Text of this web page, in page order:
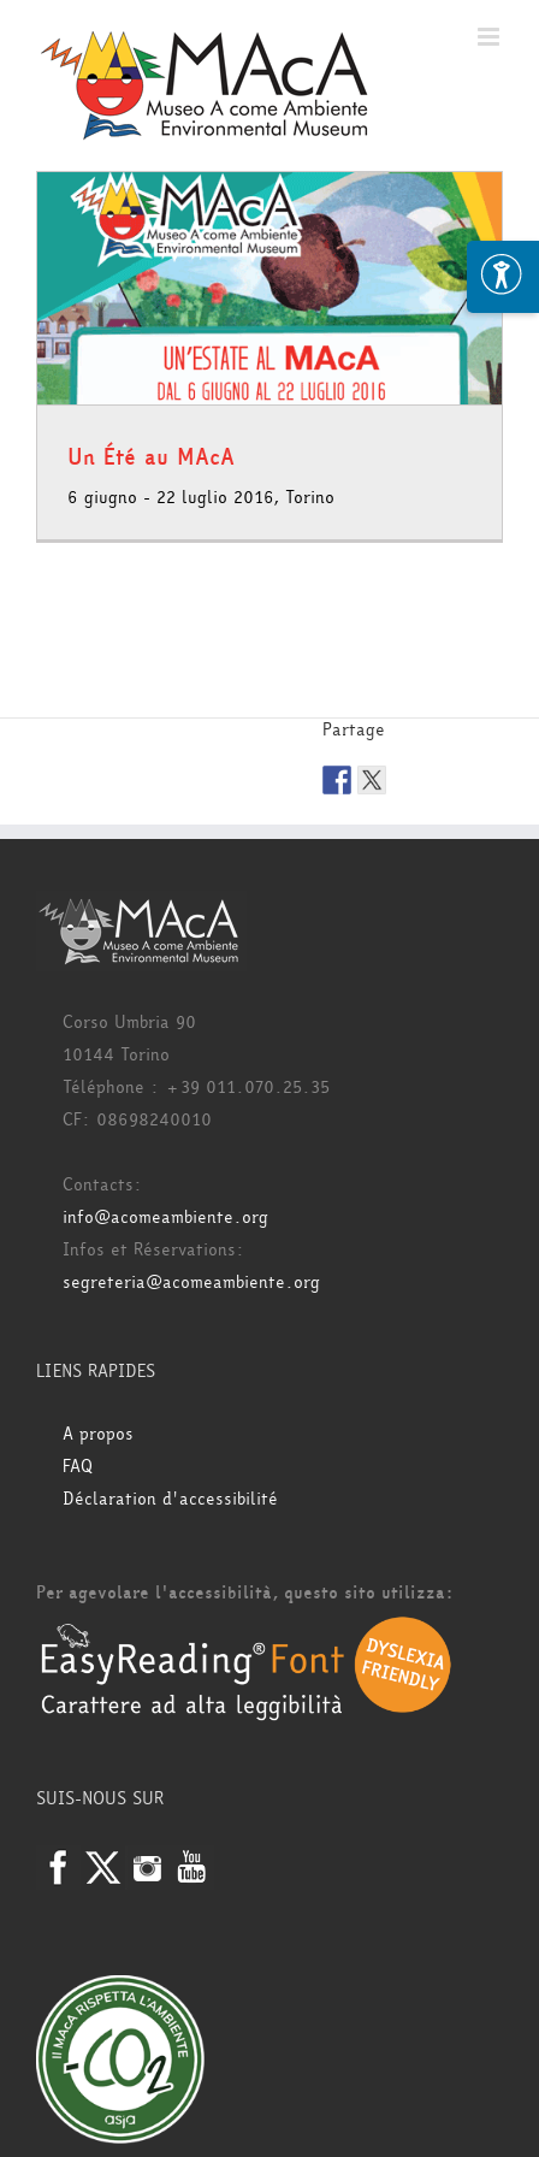
Un Été au MAcA
6 giugno - 22 luglio 2016, Torino
Partage
Corso Umbria 90
10144 Torino
Téléphone : +39 011.070.25.35
CF: 08698240010
Contacts:
info@acomeambiente.org
Infos et Réservations:
segreteria@acomeambiente.org
LIENS RAPIDES
A propos
FAQ
Déclaration d'accessibilité
Per agevolare l'accessibilità, questo sito utilizza:
SUIS-NOUS SUR